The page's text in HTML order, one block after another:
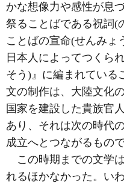
かな想像力や感性が息
祭ることばである祝詞(
ことばの宣命(せんみょ
日本人によってつくら
そう)』に編まれている
文の制作は、大陸文化
国家を建設した貴族官
あり、それは次の時代
成立へとつながるもので
この時期までの文学
れるほかなかった。い